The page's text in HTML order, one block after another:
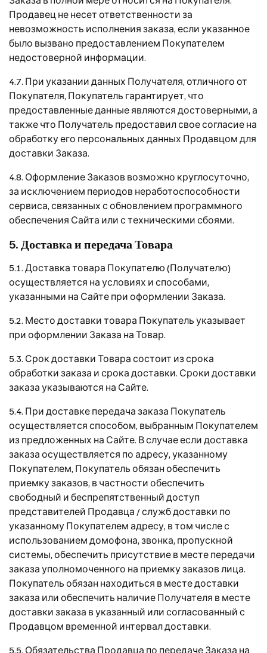
Продавец не несет ответственности за
невозможность исполнения заказа, если указанное
было вызвано предоставлением Покупателем
недостоверной информации.
4.7. При указании данных Получателя, отличного от
Покупателя, Покупатель гарантирует, что
предоставленные данные являются достоверными, а
также что Получатель предоставил свое согласие на
обработку его персональных данных Продавцом для
доставки Заказа.
4.8. Оформление Заказов возможно круглосуточно,
за исключением периодов неработоспособности
сервиса, связанных с обновлением программного
обеспечения Сайта или с техническими сбоями.
5. Доставка и передача Товара
5.1. Доставка товара Покупателю (Получателю)
осуществляется на условиях и способами,
указанными на Сайте при оформлении Заказа.
5.2. Место доставки товара Покупатель указывает
при оформлении Заказа на Товар.
5.3. Срок доставки Товара состоит из срока
обработки заказа и срока доставки. Сроки доставки
заказа указываются на Сайте.
5.4. При доставке передача заказа Покупатель
осуществляется способом, выбранным Покупателем
из предложенных на Сайте. В случае если доставка
заказа осуществляется по адресу, указанному
Покупателем, Покупатель обязан обеспечить
приемку заказов, в частности обеспечить
свободный и беспрепятственный доступ
представителей Продавца / служб доставки по
указанному Покупателем адресу, в том числе с
использованием домофона, звонка, пропускной
системы, обеспечить присутствие в месте передачи
заказа уполномоченного на приемку заказов лица.
Покупатель обязан находиться в месте доставки
заказа или обеспечить наличие Получателя в месте
доставки заказа в указанный или согласованный с
Продавцом временной интервал доставки.
5.5. Обязательства Продавца по передаче Заказа на